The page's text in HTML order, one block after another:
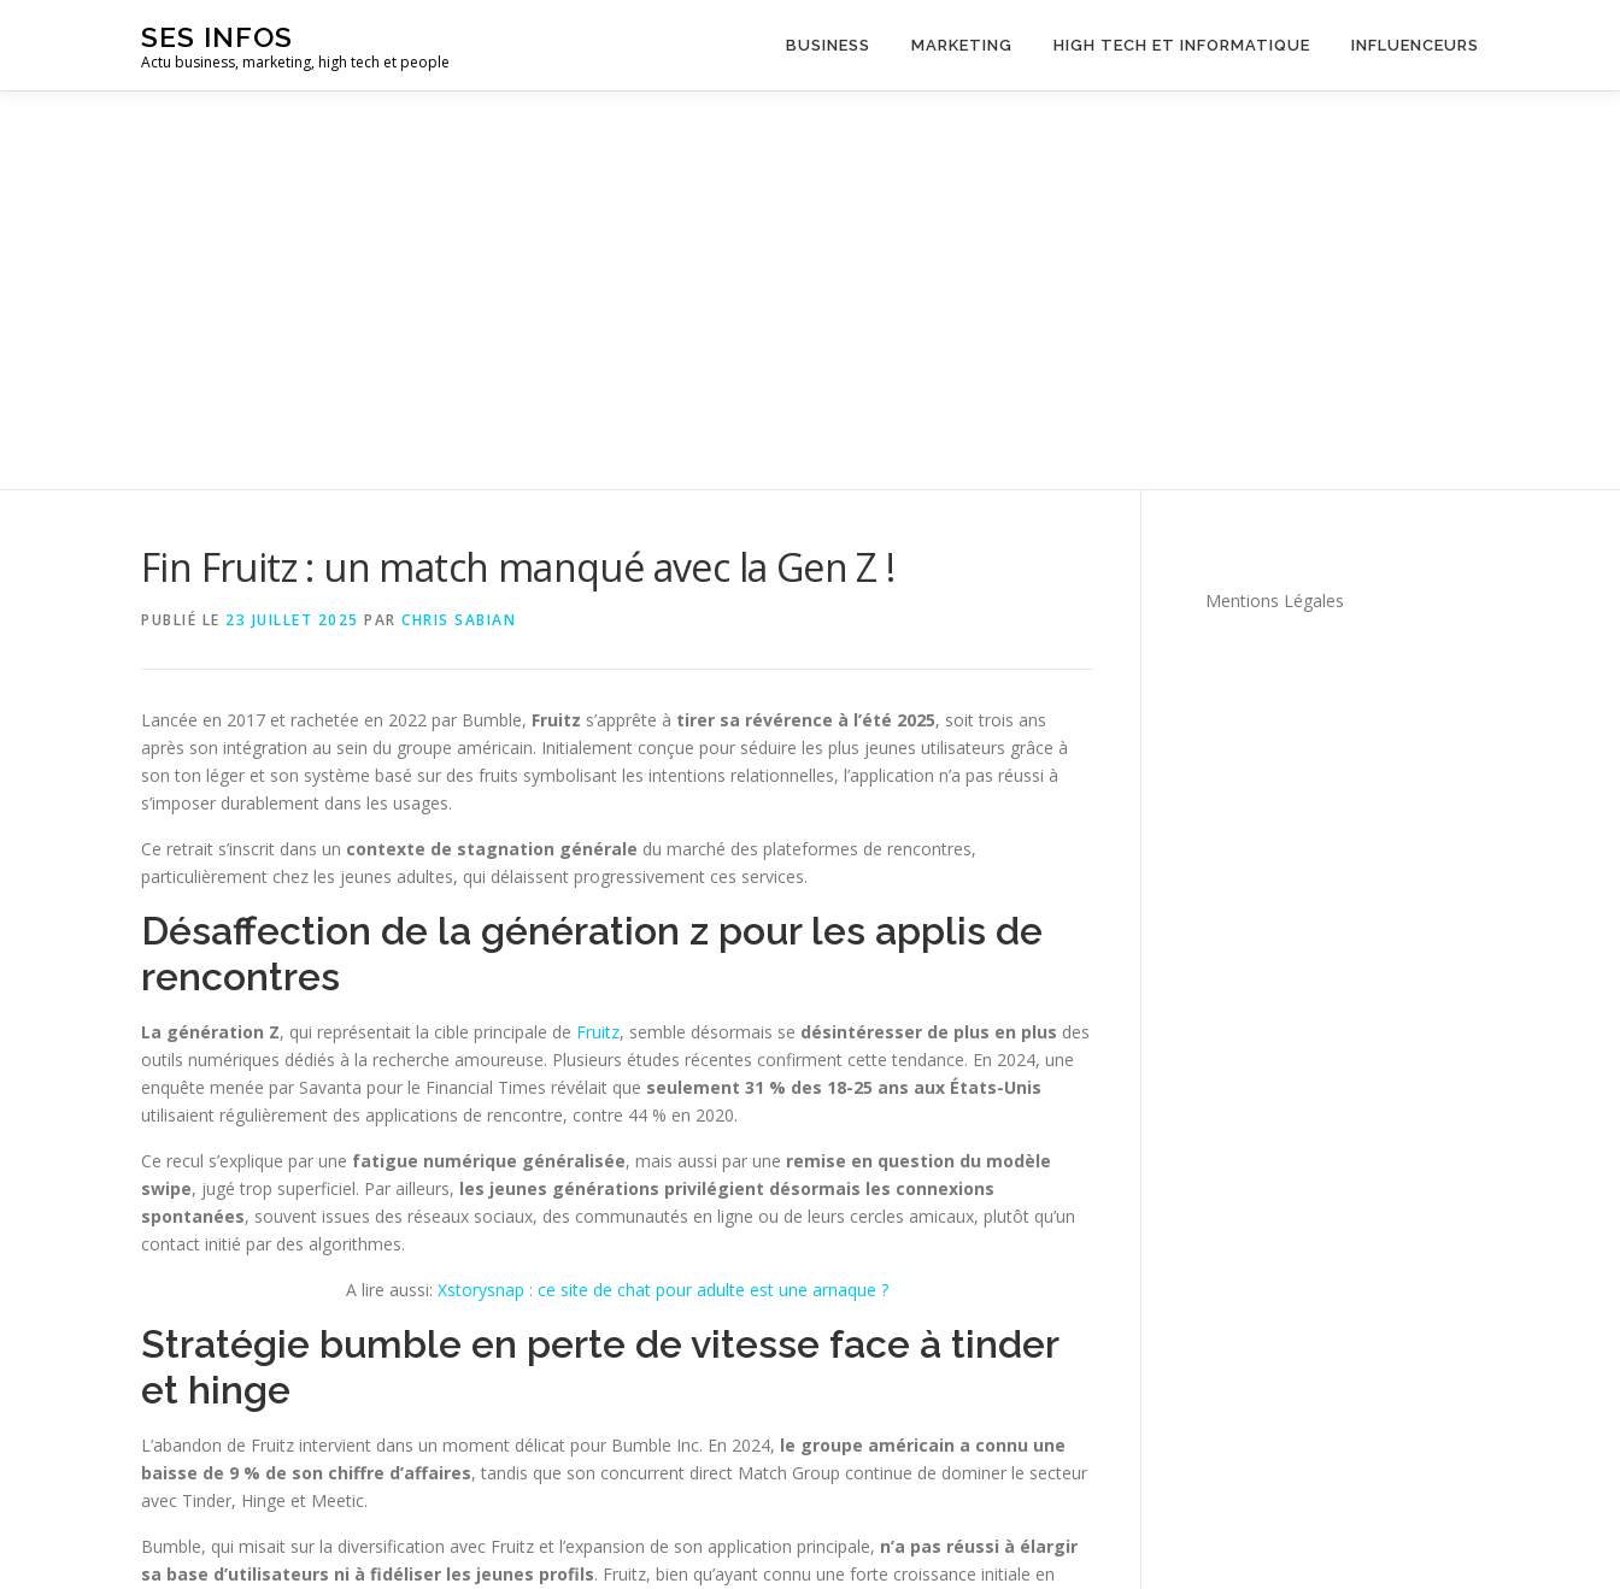
SES INFOS
Actu business, marketing, high tech et people
BUSINESS MARKETING HIGH TECH ET INFORMATIQUE INFLUENCEURS
Fin Fruitz : un match manqué avec la Gen Z !
PUBLIÉ LE 23 JUILLET 2025 PAR CHRIS SABIAN
Lancée en 2017 et rachetée en 2022 par Bumble, Fruitz s’apprête à tirer sa révérence à l’été 2025, soit trois ans
après son intégration au sein du groupe américain. Initialement conçue pour séduire les plus jeunes utilisateurs grâce à
son ton léger et son système basé sur des fruits symbolisant les intentions relationnelles, l’application n’a pas réussi à
s’imposer durablement dans les usages.
Ce retrait s’inscrit dans un contexte de stagnation générale du marché des plateformes de rencontres,
particulièrement chez les jeunes adultes, qui délaissent progressivement ces services.
Désaffection de la génération z pour les applis de
rencontres
La génération Z, qui représentait la cible principale de Fruitz, semble désormais se désintéresser de plus en plus des
outils numériques dédiés à la recherche amoureuse. Plusieurs études récentes confirment cette tendance. En 2024, une
enquête menée par Savanta pour le Financial Times révélait que seulement 31 % des 18-25 ans aux États-Unis
utilisaient régulièrement des applications de rencontre, contre 44 % en 2020.
Ce recul s’explique par une fatigue numérique généralisée, mais aussi par une remise en question du modèle
swipe, jugé trop superficiel. Par ailleurs, les jeunes générations privilégient désormais les connexions
spontanées, souvent issues des réseaux sociaux, des communautés en ligne ou de leurs cercles amicaux, plutôt qu’un
contact initié par des algorithmes.
A lire aussi: Xstorysnap : ce site de chat pour adulte est une arnaque ?
Stratégie bumble en perte de vitesse face à tinder
et hinge
L’abandon de Fruitz intervient dans un moment délicat pour Bumble Inc. En 2024, le groupe américain a connu une
baisse de 9 % de son chiffre d’affaires, tandis que son concurrent direct Match Group continue de dominer le secteur
avec Tinder, Hinge et Meetic.
Bumble, qui misait sur la diversification avec Fruitz et l’expansion de son application principale, n’a pas réussi à élargir
sa base d’utilisateurs ni à fidéliser les jeunes profils. Fruitz, bien qu’ayant connu une forte croissance initiale en
Mentions Légales